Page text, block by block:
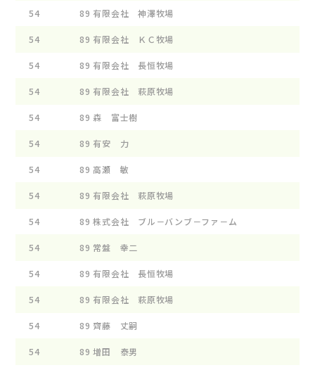
54 89 有限会社 神澤牧場
54 89 有限会社 ＫＣ牧場
54 89 有限会社 長恒牧場
54 89 有限会社 萩原牧場
54 89 森 富士樹
54 89 有安 力
54 89 高瀬 敏
54 89 有限会社 萩原牧場
54 89 株式会社 ブル－バンブ－ファ－ム
54 89 常盤 幸二
54 89 有限会社 長恒牧場
54 89 有限会社 萩原牧場
54 89 齊藤 丈嗣
54 89 増田 泰男